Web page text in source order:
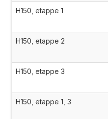
H150, etappe 1
H150, etappe 2
H150, etappe 3
H150, etappe 1, 3